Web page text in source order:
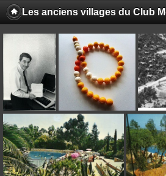
Les anciens villages du Club